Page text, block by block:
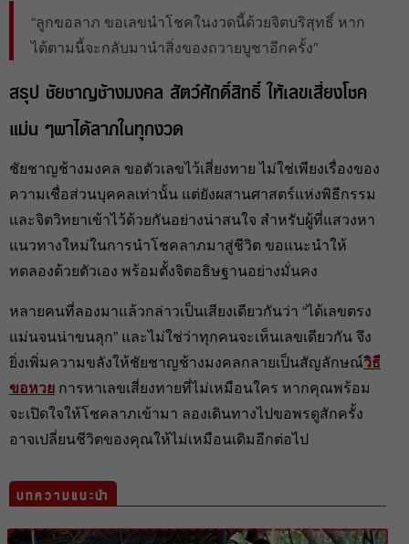
“ลูกขอลาภ ขอเลขนำโชคในงวดนี้ด้วยจิตบริสุทธิ์ หาก
ได้ตามนี้จะกลับมานำสิ่งของถวายบูชาอีกครั้ง”
สรุป ชัยชาญช้างมงคล สัตว์ศักดิ์สิทธิ์ ให้เลขเสี่ยงโชค
แม่น ๆพาได้ลาภในทุกงวด
ชัยชาญช้างมงคล ขอตัวเลขไว้เสี่ยงทาย ไม่ใช่เพียงเรื่องของ
ความเชื่อส่วนบุคคลเท่านั้น แต่ยังผสานศาสตร์แห่งพิธีกรรม
และจิตวิทยาเข้าไว้ด้วยกันอย่างน่าสนใจ สำหรับผู้ที่แสวงหา
แนวทางใหม่ในการนำโชคลาภมาสู่ชีวิต ขอแนะนำให้
ทดลองด้วยตัวเอง พร้อมตั้งจิตอธิษฐานอย่างมั่นคง
หลายคนที่ลองมาแล้วกล่าวเป็นเสียงเดียวกันว่า “ได้เลขตรง
แม่นจนน่าขนลุก” และไม่ใช่ว่าทุกคนจะเห็นเลขเดียวกัน จึง
ยิ่งเพิ่มความขลังให้ชัยชาญช้างมงคลกลายเป็นสัญลักษณ์วิธี
ขอหวย การหาเลขเสี่ยงทายที่ไม่เหมือนใคร หากคุณพร้อม
จะเปิดใจให้โชคลาภเข้ามา ลองเดินทางไปขอพรดูสักครั้ง
อาจเปลี่ยนชีวิตของคุณให้ไม่เหมือนเดิมอีกต่อไป
บทความแนะนำ